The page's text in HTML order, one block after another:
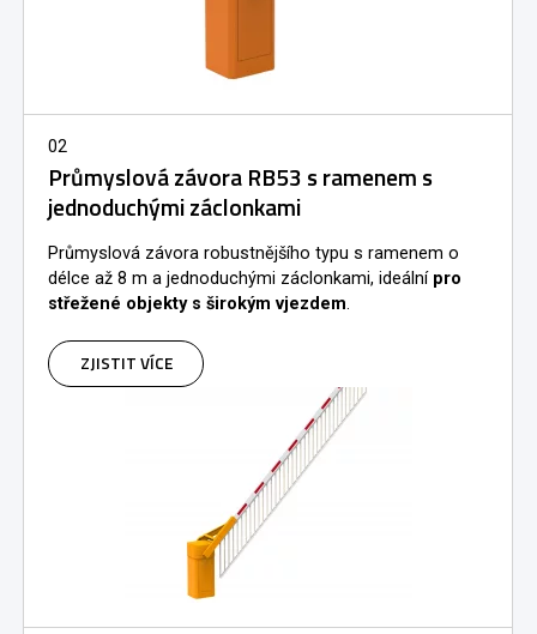
02
Průmyslová závora RB53 s ramenem s
jednoduchými záclonkami
Průmyslová závora robustnějšího typu s ramenem o
délce až 8 m a jednoduchými záclonkami, ideální pro
střežené objekty s širokým vjezdem.
ZJISTIT VÍCE